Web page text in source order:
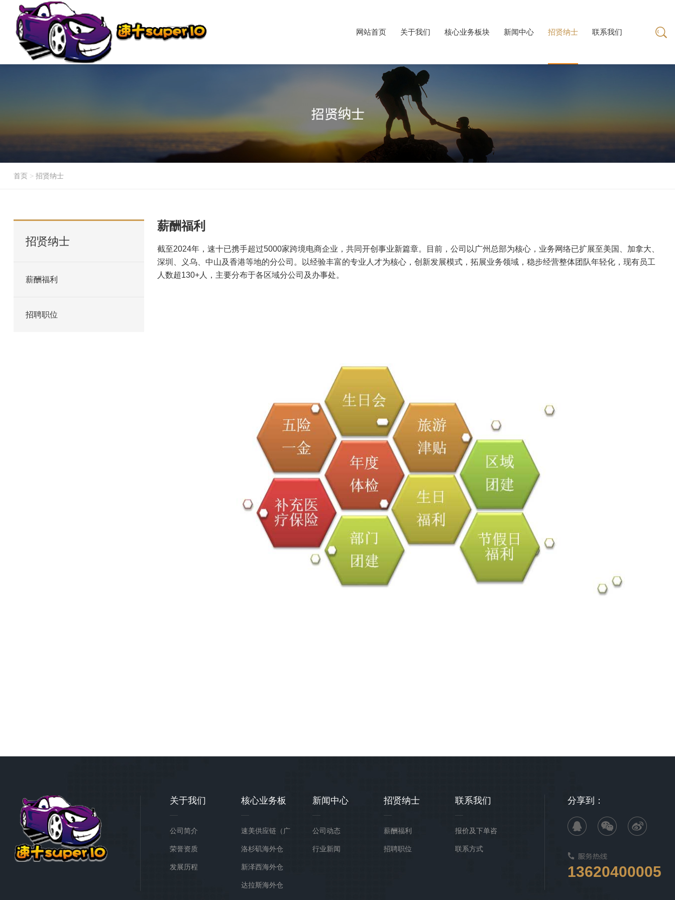
网站首页
网站首页
关于我们
关于我们
核心业务板块 新闻中心 招贤纳士 联系我们
首页> 招贤纳士
招贤纳士
薪酬福利
招聘职位
薪酬福利
截至2024年，速十已携手超过5000家跨境电商企业，共同开创事业新篇章。目前，公司以广州总部为核心，业务网络已扩展至美国、加拿大、
深圳、义乌、中山及香港等地的分公司。
以经验丰富的专业人才为核心，创新发展模式，拓展业务领域，稳步经营整体团队年轻化，现有员工
人数超130+人，主要分布于各区域分公司及办事处。
关于我们
公司简介
荣誉资质
发展历程
核心业务板
块
速美供应链（广
州）海外仓
洛杉矶海外仓
新泽西海外仓
达拉斯海外仓
新闻中心
公司动态
行业新闻
招贤纳士
薪酬福利
招聘职位
联系我们
报价及下单咨
询
联系方式
分享到：
13620400005